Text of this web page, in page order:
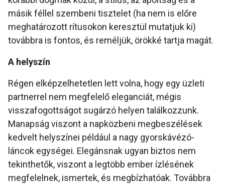
másik féllel szembeni tisztelet (ha nem is előre
meghatározott rítusokon keresztül mutatjuk ki)
továbbra is fontos, és reméljük, örökké tartja magát.
A helyszín
Régen elképzelhetetlen lett volna, hogy egy üzleti
partnerrel nem megfelelő eleganciát, mégis
visszafogottságot sugárzó helyen találkozzunk.
Manapság viszont a napközbeni megbeszélések
kedvelt helyszínei például a nagy gyorskávézó-
láncok egységei. Elegánsnak ugyan biztos nem
tekinthetők, viszont a legtöbb ember ízlésének
megfelelnek, ismertek, és megbízhatóak. Továbbra